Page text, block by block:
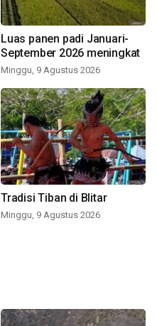
Luas panen padi Januari-
September 2026 meningkat
Minggu, 9 Agustus 2026
Tradisi Tiban di Blitar
Minggu, 9 Agustus 2026